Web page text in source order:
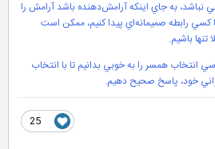
به جاي اينكه آرامش‌دهنده باشد آرامش را
رابطه صميمانه‌اي پيدا كنيم، ممكن است
باشيم.
انتخاب همسر را به خوبي بدانيم تا با انتخاب
خود، پاسخ صحيح دهيم.